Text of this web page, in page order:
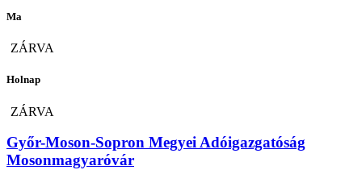
Ma
ZÁRVA
Holnap
ZÁRVA
Győr-Moson-Sopron Megyei Adóigazgatóság
Mosonmagyaróvár